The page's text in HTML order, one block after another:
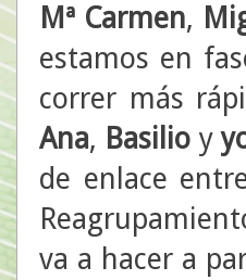
Mª Carmen,
estamos en
correr más
Ana, Basilio y
de enlace
va a hacer a